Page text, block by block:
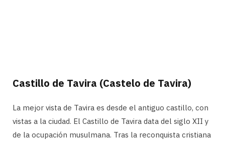
Castillo de Tavira (Castelo de Tavira)
La mejor vista de Tavira es desde el antiguo castillo, con
vistas a la ciudad. El Castillo de Tavira data del siglo XII y
de la ocupación musulmana. Tras la reconquista cristiana